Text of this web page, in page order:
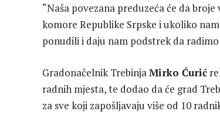
“Naša povezana preduzeća će da
komore Republike Srpske i ukoliko
ponudili i daju nam podstrek da
Gradonačelnik TrebinjaMirko Ćurić
radnih mjesta, te dodao da će grad
za sve koji zapošljavaju više od 10